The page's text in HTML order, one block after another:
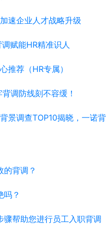
速企业人才战略升级
赋能HR精准识人
推荐（HR专属）
调防线刻不容缓！
景调查TOP10揭晓，一诺
的背调？
吗？
帮助您进行员工入职背调